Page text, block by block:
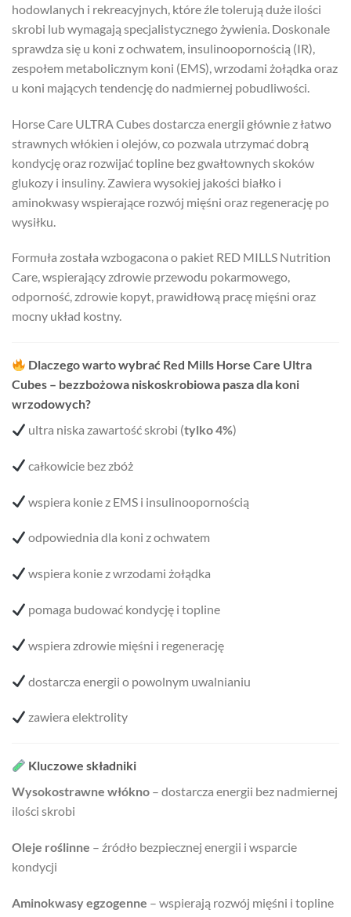
hodowlanych i rekreacyjnych, które źle tolerują duże ilości
skrobi lub wymagają specjalistycznego żywienia. Doskonale
sprawdza się u koni z ochwatem, insulinoopornością (IR),
zespołem metabolicznym koni (EMS), wrzodami żołądka oraz
u koni mających tendencję do nadmiernej pobudliwości.
Horse Care ULTRA Cubes dostarcza energii głównie z łatwo
strawnych włókien i olejów, co pozwala utrzymać dobrą
kondycję oraz rozwijać topline bez gwałtownych skoków
glukozy i insuliny. Zawiera wysokiej jakości białko i
aminokwasy wspierające rozwój mięśni oraz regenerację po
wysiłku.
Formuła została wzbogacona o pakiet RED MILLS Nutrition
Care, wspierający zdrowie przewodu pokarmowego,
odporność, zdrowie kopyt, prawidłową pracę mięśni oraz
mocny układ kostny.
Dlaczego warto wybrać Red Mills Horse Care Ultra
Cubes – bezzbożowa niskoskrobiowa pasza dla koni
wrzodowych?
ultra niska zawartość skrobi (tylko 4%)
całkowicie bez zbóż
wspiera konie z EMS i insulinoopornością
odpowiednia dla koni z ochwatem
wspiera konie z wrzodami żołądka
pomaga budować kondycję i topline
wspiera zdrowie mięśni i regenerację
dostarcza energii o powolnym uwalnianiu
zawiera elektrolity
Kluczowe składniki
Wysokostrawne włókno – dostarcza energii bez nadmiernej
ilości skrobi
Oleje roślinne – źródło bezpiecznej energii i wsparcie
kondycji
Aminokwasy egzogenne – wspierają rozwój mięśni i topline